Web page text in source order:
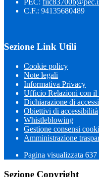
C.F.: 94135680489
Sezione Link Utili
Cookie policy
Note legali
Informativa Privacy
Ufficio Relazioni con il
Dichiarazione di
Obiettivi di accessibilità
Whistleblowing
Gestione consensi
Amministrazione
Pagina visualizzata 637
Sezione Copyright